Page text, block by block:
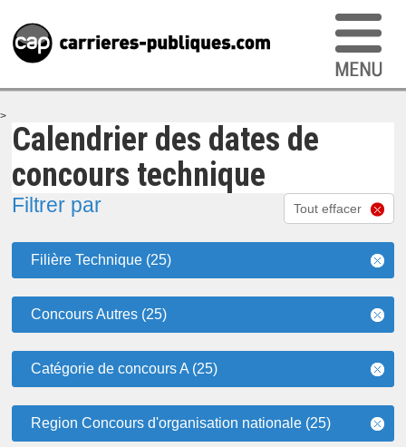
>
Calendrier des dates de
concours technique
Filtrer par Tout effacer
Filière Technique (25)
Concours Autres (25)
Catégorie de concours A (25)
Region Concours d'organisation nationale (25)